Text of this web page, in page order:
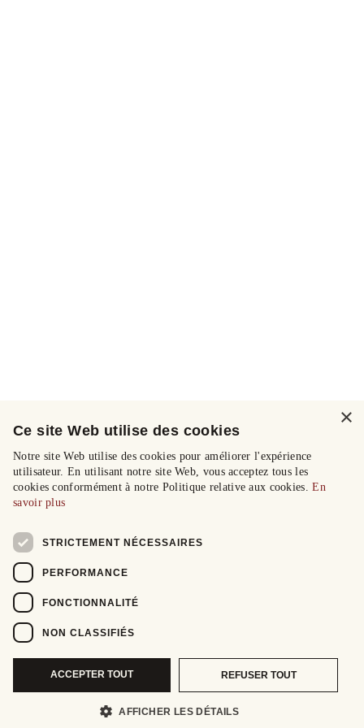
×
Ce site Web utilise des cookies
Notre site Web utilise des cookies pour améliorer l'expérience
utilisateur. En utilisant notre site Web, vous acceptez tous les
cookies conformément à notre Politique relative aux cookies.En
savoir plus
STRICTEMENT NÉCESSAIRES
PERFORMANCE
FONCTIONNALITÉ
NON CLASSIFIÉS
ACCEPTER TOUT REFUSER TOUT
AFFICHER LES DÉTAILS